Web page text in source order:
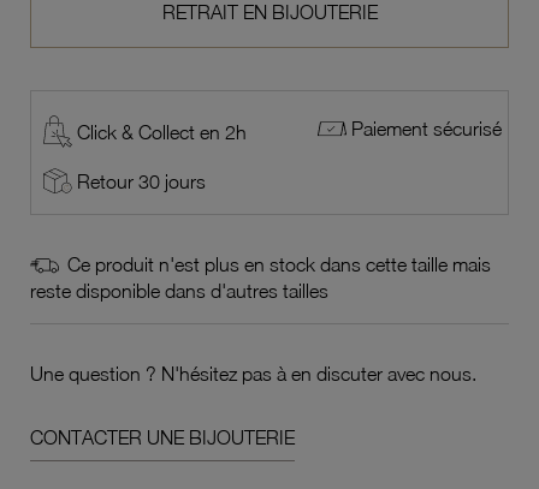
RETRAIT EN BIJOUTERIE
Click & Collect en 2h Paiement sécurisé
Retour 30 jours
Ce produit n'est plus en stock dans cette taille mais
reste disponible dans d'autres tailles
Une question ? N'hésitez pas à en discuter avec nous.
CONTACTER UNE BIJOUTERIE